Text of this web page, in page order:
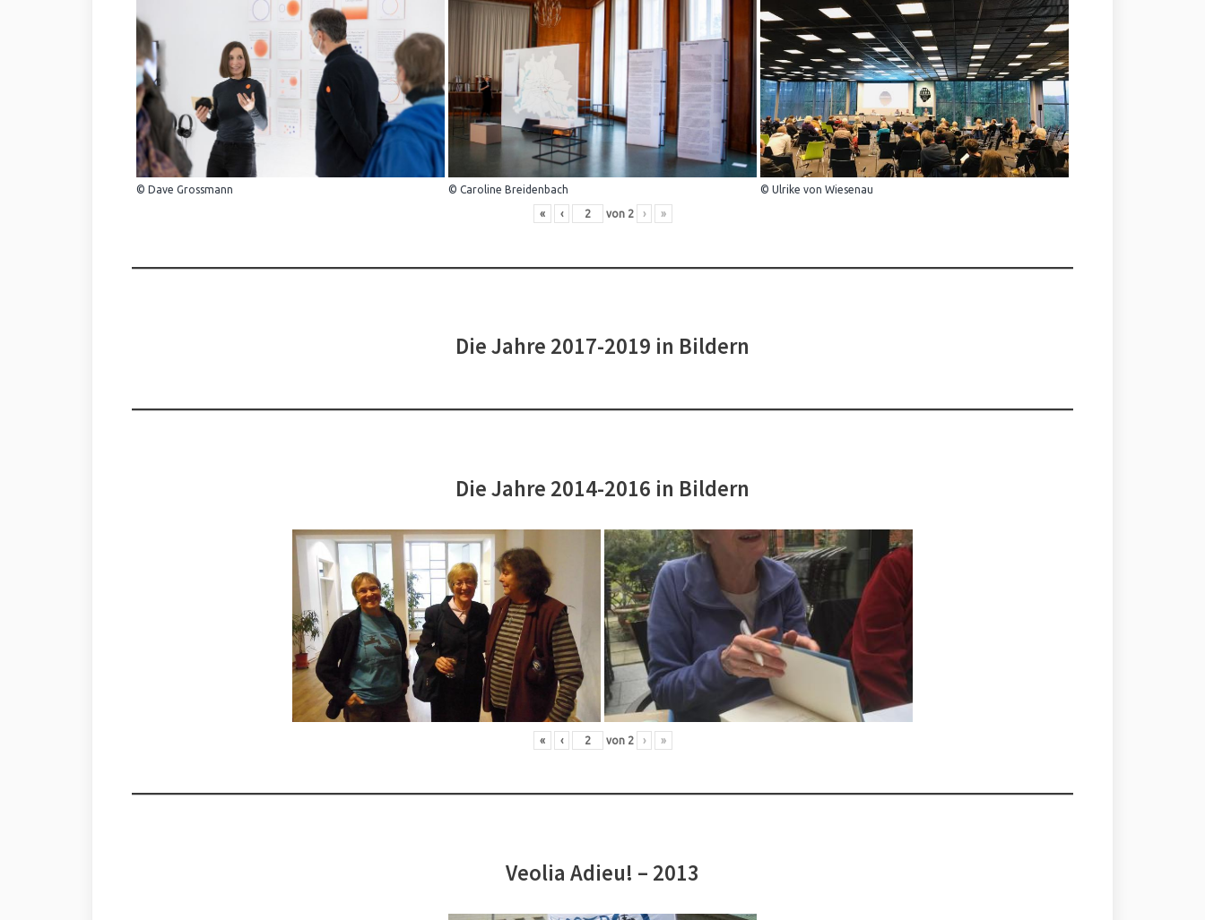
© Dave Grossmann © Caroline Breidenbach © Ulrike von Wiesenau
« ‹ von 2 › »
Die Jahre 2017-2019 in Bildern
Die Jahre 2014-2016 in Bildern
« ‹ von 2 › »
Veolia Adieu! – 2013